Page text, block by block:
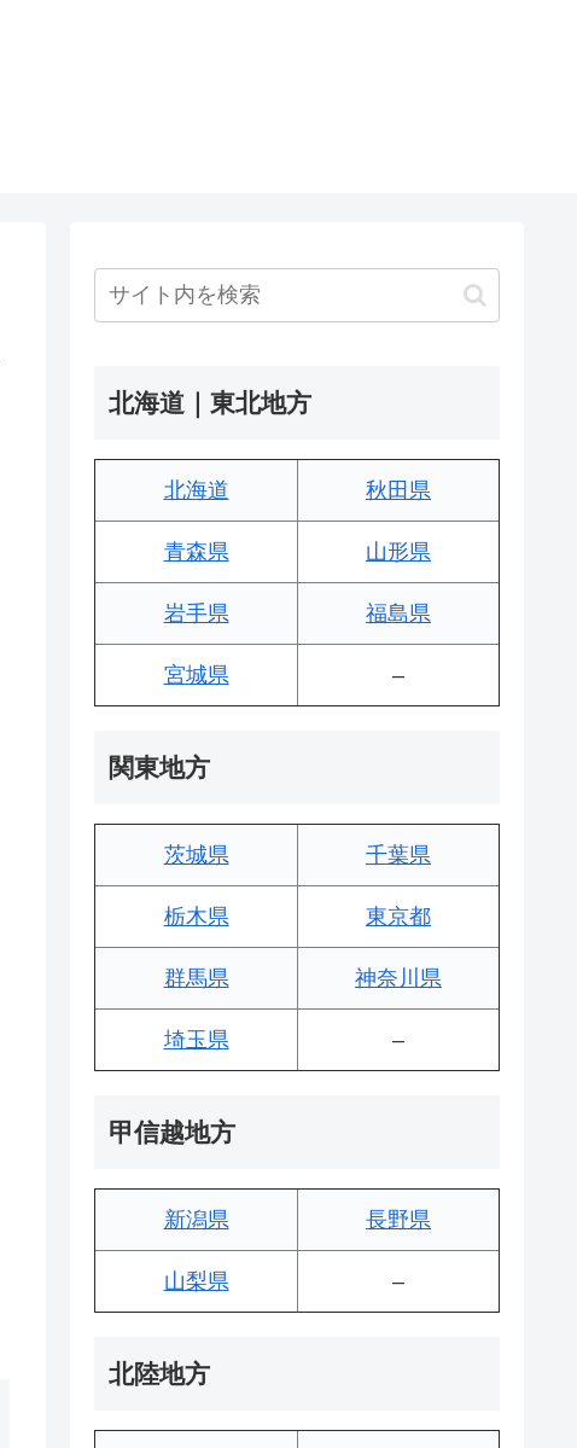
北海道｜東北地方
北海道 秋田県
青森県 山形県
岩手県 福島県
宮城県 –
関東地方
茨城県 千葉県
栃木県 東京都
群馬県 神奈川県
埼玉県 –
甲信越地方
新潟県 長野県
山梨県 –
北陸地方